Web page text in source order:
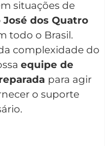
situações de
José dos Quatro
todo o Brasil.
complexidade do
equipe de
para agir
o suporte